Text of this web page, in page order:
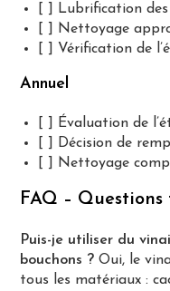
[ ] Lubrification
[ ] Nettoyage
[ ] Vérification de
Annuel
[ ] Évaluation de
[ ] Décision de
[ ] Nettoyage
FAQ –
Puis-je utiliser du
bouchons ? Oui, le
tous les matériaux :